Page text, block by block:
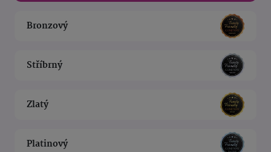
Bronzový
Stříbrný
Zlatý
Platinový